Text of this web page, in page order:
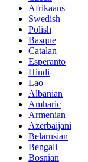
Afrikaans
Swedish
Polish
Basque
Catalan
Esperanto
Hindi
Lao
Albanian
Amharic
Armenian
Azerbaijani
Belarusian
Bengali
Bosnian